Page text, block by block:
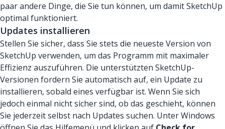
paar andere Dinge, die Sie tun können, um damit SketchUp
optimal funktioniert.
Updates installieren
Stellen Sie sicher, dass Sie stets die neueste Version von
SketchUp verwenden, um das Programm mit maximaler
Effizienz auszuführen. Die unterstützten SketchUp-
Versionen fordern Sie automatisch auf, ein Update zu
installieren, sobald eines verfügbar ist. Wenn Sie sich
jedoch einmal nicht sicher sind, ob das geschieht, können
Sie jederzeit selbst nach Updates suchen. Unter Windows